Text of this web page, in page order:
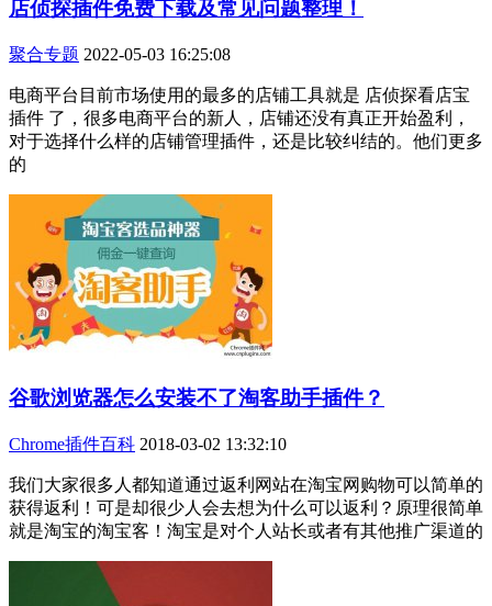
店侦探插件免费下载及常见问题整理！
聚合专题 2022-05-03 16:25:08
电商平台目前市场使用的最多的店铺工具就是 店侦探看店宝
插件 了，很多电商平台的新人，店铺还没有真正开始盈利，
对于选择什么样的店铺管理插件，还是比较纠结的。他们更多
的
谷歌浏览器怎么安装不了淘客助手插件？
Chrome插件百科 2018-03-02 13:32:10
我们大家很多人都知道通过返利网站在淘宝网购物可以简单的
获得返利！可是却很少人会去想为什么可以返利？原理很简单
就是淘宝的淘宝客！淘宝是对个人站长或者有其他推广渠道的